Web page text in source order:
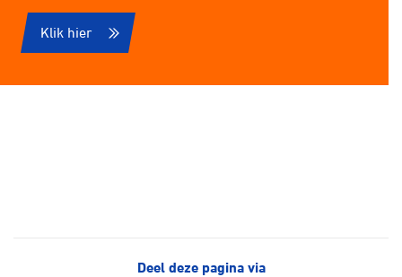
Klik hier
Deel deze pagina via